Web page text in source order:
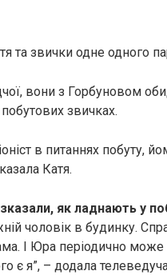
та звички одне одного
вони з Горбуновом
звичках.
в питаннях побуту,
Катя.
як ладнають у
чоловік в будинку.
І Юра періодично може
є я”, – додала